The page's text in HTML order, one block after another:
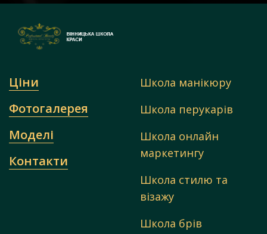
Ціни
Фотогалерея
Моделі
Контакти
Школа манікюру
Школа перукарів
Школа онлайн
маркетингу
Школа стилю та
візажу
Школа брів